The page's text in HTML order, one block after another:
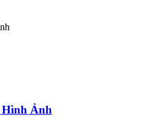
Hình Ảnh